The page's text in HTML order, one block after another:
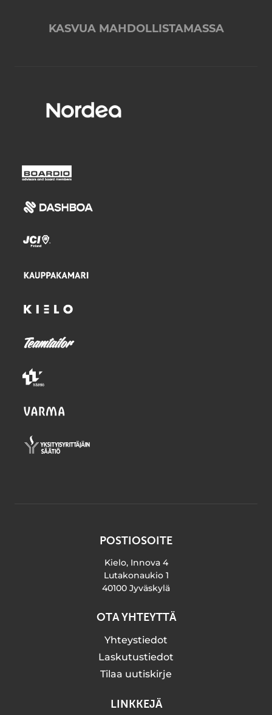
KASVUA MAHDOLLISTAMASSA
POSTIOSOITE
Kielo, Innova 4
Lutakonaukio 1
40100 Jyväskylä
OTA YHTEYTTÄ
Yhteystiedot
Laskutustiedot
Tilaa uutiskirje
LINKKEJÄ